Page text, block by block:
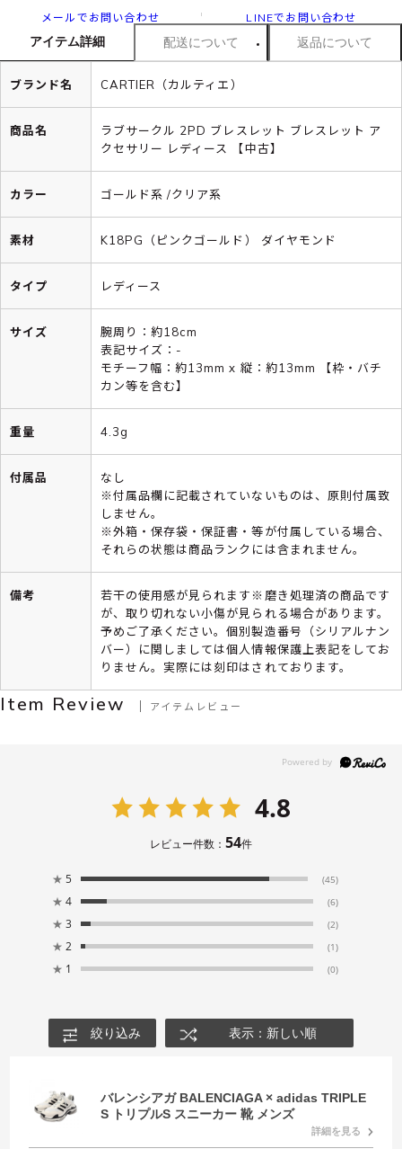
メールでお問い合わせ LINEでお問い合わせ
アイテム詳細 配送について 返品について
ブランド名 CARTIER（カルティエ）
商品名
ラブサークル 2PD ブレスレット ブレスレット ア
クセサリー レディース 【中古】
カラー ゴールド系 /クリア系
素材 K18PG（ピンクゴールド） ダイヤモンド
タイプ レディース
サイズ
腕周り：約18cm
表記サイズ：-
モチーフ幅：約13mm x 縦：約13mm 【枠・バチ
カン等を含む】
重量 4.3g
付属品
なし
※付属品欄に記載されていないものは、原則付属致
しません。
※外箱・保存袋・保証書・等が付属している場合、
それらの状態は商品ランクには含まれません。
備考
若干の使用感が見られます※磨き処理済の商品です
が、取り切れない小傷が見られる場合があります。
予めご了承ください。個別製造番号（シリアルナン
バー）に関しましては個人情報保護上表記をしてお
りません。実際には刻印はされております。
Item Review アイテムレビュー
4.8
レビュー件数： 54件
★ 5 (45)
★ 4 (6)
★ 3 (2)
★ 2 (1)
★ 1 (0)
絞り込み 表示：新しい順
バレンシアガ BALENCIAGA × adidas TRIPLE
S トリプルS スニーカー 靴 メンズ
詳細を見る